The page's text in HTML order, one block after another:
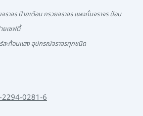
ราจร ป้ายเตือน กรวยจราจร แผงกั้นจราจร ป้อม
ยเซฟตี้
สะท้อนแสง อุปกรณ์จราจรทุกชนิด
2294-0281-6